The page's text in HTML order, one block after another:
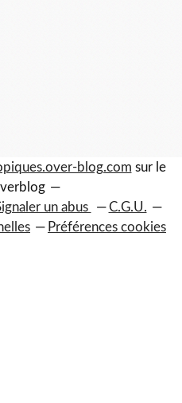
blog.com sur le
un abus
C.G.U.
Préférences cookies